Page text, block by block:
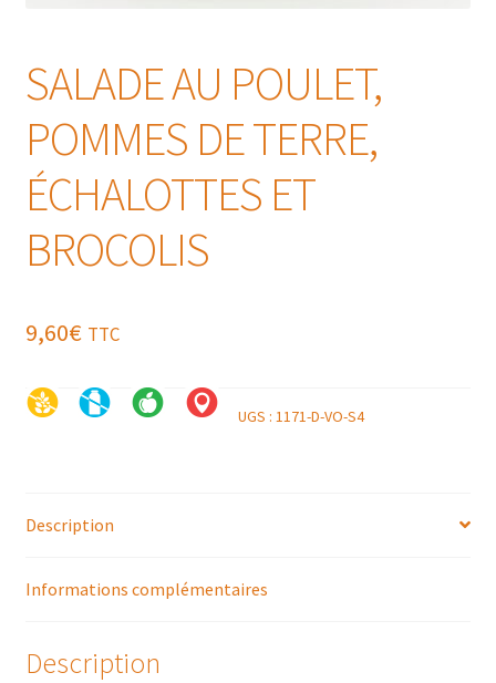
SALADE AU POULET,
POMMES DE TERRE,
ÉCHALOTTES ET
BROCOLIS
9,60€ TTC
UGS : 1171-D-VO-S4
Description
Informations complémentaires
Description